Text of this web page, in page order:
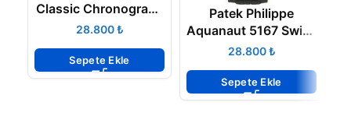
Classic Chronograph
Lemania Movement
₺
Sepete Ekle
Patek Philippe
Aquanaut 5167 Swiss
Eta Saat₺
Sepete Ekle